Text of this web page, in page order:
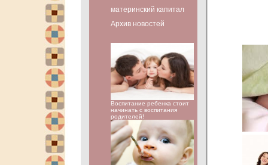
материнский капитал
Архив новостей
Воспитание ребенка стоит
начинать с воспитания
родителей!